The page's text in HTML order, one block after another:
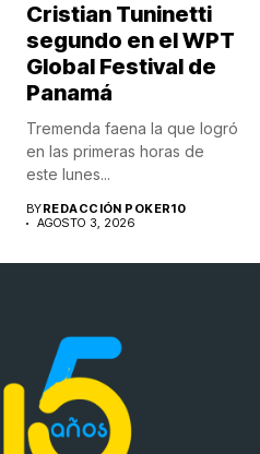
Cristian Tuninetti
segundo en el WPT
Global Festival de
Panamá
Tremenda faena la que logró
en las primeras horas de
este lunes...
BYREDACCIÓN POKER10
AGOSTO 3, 2026